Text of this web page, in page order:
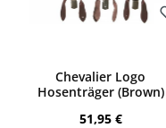
Chevalier Logo
Hosenträger (Brown)
Regulärer Preis:
51,95 €